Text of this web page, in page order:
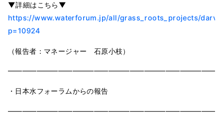
▼詳細はこちら▼
https://www.waterforum.jp/all/grass_roots_projects/
p=10924
（報告者：マネージャー 石原小枝）
・日本水フォーラムからの報告